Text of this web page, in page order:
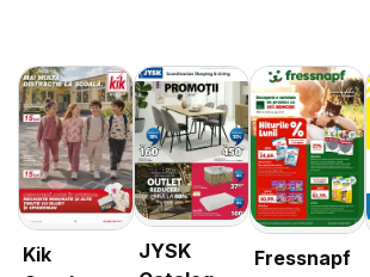
Kik
JYSK
Fressnapf